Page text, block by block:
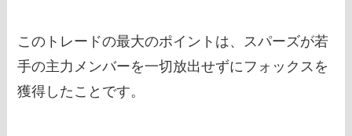
このトレードの最大のポイントは、スパーズが若
手の主力メンバーを一切放出せずにフォックスを
獲得したことです。